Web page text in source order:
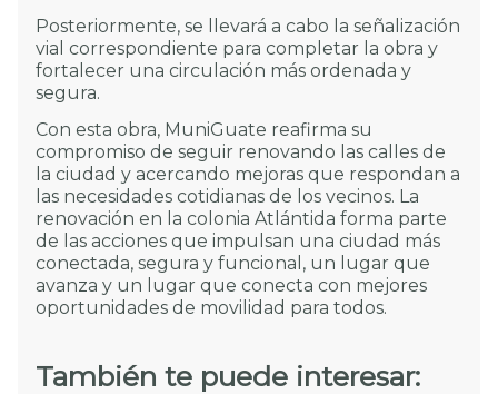
Posteriormente, se llevará a cabo la señalización
vial correspondiente para completar la obra y
fortalecer una circulación más ordenada y
segura.
Con esta obra, MuniGuate reafirma su
compromiso de seguir renovando las calles de
la ciudad y acercando mejoras que respondan a
las necesidades cotidianas de los vecinos. La
renovación en la colonia Atlántida forma parte
de las acciones que impulsan una ciudad más
conectada, segura y funcional, un lugar que
avanza y un lugar que conecta con mejores
oportunidades de movilidad para todos.
También te puede interesar: